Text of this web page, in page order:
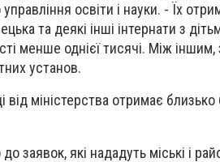
освіти і науки. - Їх
та деякі інші інтернати з
менше однієї тисячі. Між
установ.
міністерства отримає близько
заявок, які нададуть міські і